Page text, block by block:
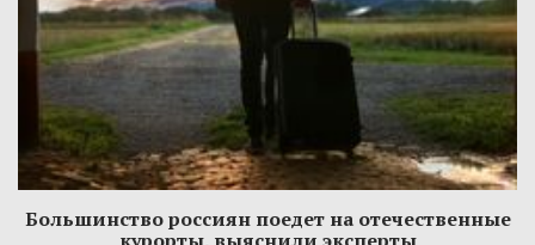
Большинство россиян поедет на отечественные